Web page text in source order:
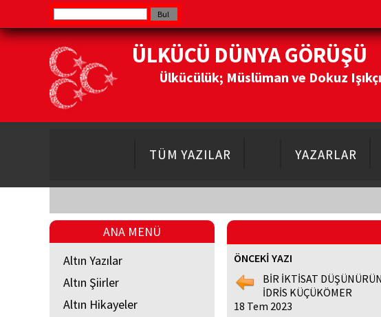
ÜLKÜCÜ DÜNYA GÖRÜŞÜ
Ülkücülük; Müslüman ve Dokuz
TÜM YAZILAR YAZARLAR
ANA MENÜ
Altın Yazılar
Altın Şiirler
Altın Hikayeler
ÖNCEKİ YAZI
BİR İKTİSAT
İDRİS KÜÇÜKÖMER
18 Tem 2023